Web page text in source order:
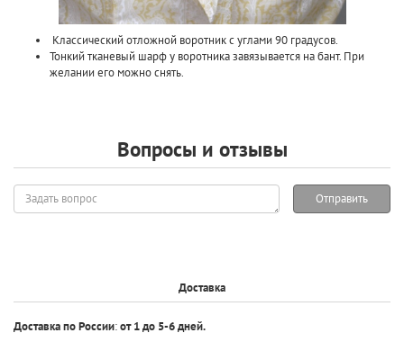
Классический отложной воротник с углами 90 градусов.
Тонкий тканевый шарф у воротника завязывается на бант. При
желании его можно снять.
Вопросы и отзывы
Задать
вопрос
Отправить
Доставка
Доставка по России:от 1 до 5-6 дней.